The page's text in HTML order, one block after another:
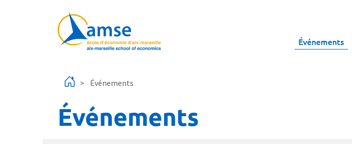
Événements
Événements
Événements